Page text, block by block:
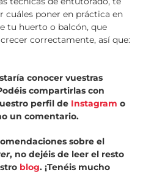
cuáles poner en práctica en
tu huerto o balcón, que
correctamente, así que:
conocer vuestras
compartirlas con
perfil de Instagram o
un comentario.
sobre el
, no dejéis de leer el resto
blog. ¡Tenéis mucho